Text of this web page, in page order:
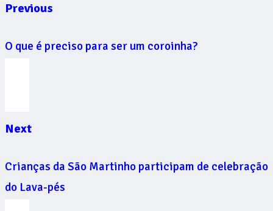
Previous
O que é preciso para ser um coroinha?
Next
Crianças da São Martinho participam de celebração
do Lava-pés